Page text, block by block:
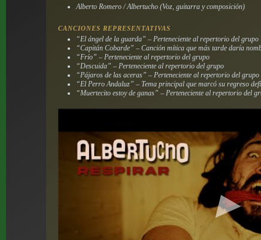
Alberto Romero / Albertucho (Voz, guitarra y composición)
CANCIONES REPRESENTATIVAS
“El ángel de la guarda” – Perteneciente al repertorio del grupo
“Capitán Cobarde” – Canción mítica que más tarde daría
“Frío” – Perteneciente al repertorio del grupo
“Descuida” – Perteneciente al repertorio del grupo
“Pájaros de las aceras” – Perteneciente al repertorio del grupo
“El Perro Andaluz” – Tema principal que marcó su regreso
“Muertecito estoy de ganas” – Perteneciente al repertorio del